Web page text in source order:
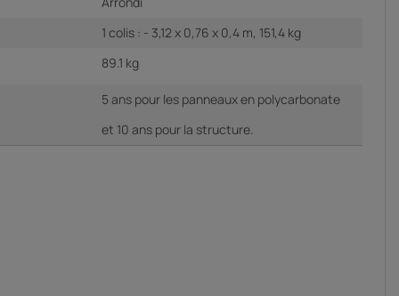
1 colis : - 3,12 x 0,76 x 0,4 m, 151,4 kg
89.1 kg
5 ans pour les panneaux en polycarbonate
et 10 ans pour la structure.